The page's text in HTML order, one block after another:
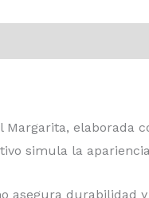
elaborada
simula la
asegura